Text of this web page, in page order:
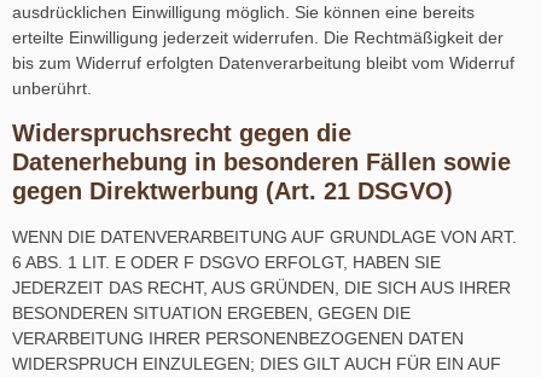
ausdrücklichen Einwilligung möglich. Sie können eine bereits
erteilte Einwilligung jederzeit widerrufen. Die Rechtmäßigkeit der
bis zum Widerruf erfolgten Datenverarbeitung bleibt vom Widerruf
unberührt.
Widerspruchsrecht gegen die
Datenerhebung in besonderen Fällen sowie
gegen Direktwerbung (Art. 21 DSGVO)
WENN DIE DATENVERARBEITUNG AUF GRUNDLAGE VON ART.
6 ABS. 1 LIT. E ODER F DSGVO ERFOLGT, HABEN SIE
JEDERZEIT DAS RECHT, AUS GRÜNDEN, DIE SICH AUS IHRER
BESONDEREN SITUATION ERGEBEN, GEGEN DIE
VERARBEITUNG IHRER PERSONENBEZOGENEN DATEN
WIDERSPRUCH EINZULEGEN; DIES GILT AUCH FÜR EIN AUF